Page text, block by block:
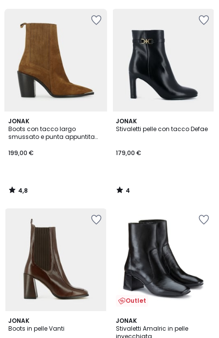
JONAK
Boots con tacco largo
smussato e punta appuntita
199,00 €
4,8
/ 5
4,8
/
JONAK
Stivaletti pelle con tacco Defae
179,00 €
4
/
4
/
JONAK
Boots in pelle Vanti
5
/
Outlet
JONAK
Stivaletti Amalric in pelle
invecchiata
3,7
/ 5